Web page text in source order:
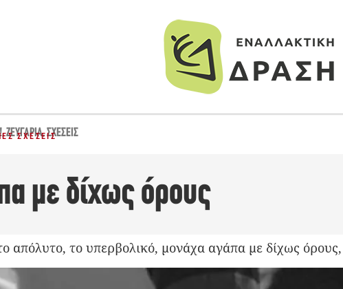
,ΖΕΥΓΆΡΙΑ,ΣΧΈΣΕΙΣ
ΣΧΈΣΕΙΣ
με δίχως όρους
απόλυτο, το υπερβολικό, μονάχα αγάπα με δίχως